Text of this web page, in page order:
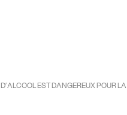
EST DANGEREUX POUR